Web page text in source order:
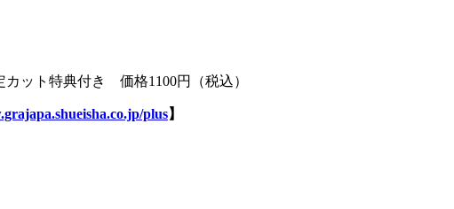
ット特典付き 価格1100円（税込）
plus】